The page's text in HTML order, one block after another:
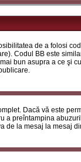
de a folosi
Codul BB este
bun asupra a ce şi
Dacă vă este
a preîntampina
de la mesaj la mesaj